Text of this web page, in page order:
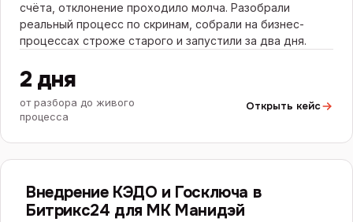
счёта, отклонение проходило молча. Разобрали
реальный процесс по скринам, собрали на бизнес-
процессах строже старого и запустили за два дня.
2 дня
от разбора до живого
процесса
Открыть кейс
БИТРИКС24
Внедрение КЭДО и Госключа в
Битрикс24 для МК Манидэй